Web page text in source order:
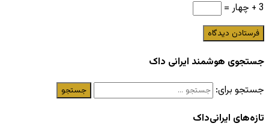
3 + چهار =
جستجوی هوشمند ایرانی داک
جستجو برای:
تازه‌های ایرانی‌داک